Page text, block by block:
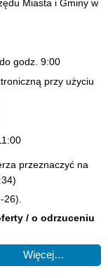
Miasta i Gminy w
godz. 9:00
przy użyciu
przeznaczyć na
/ o odrzuceniu
Więcej…